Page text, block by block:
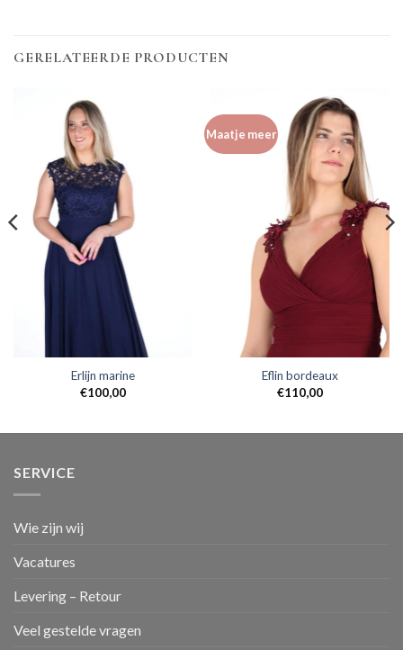
GERELATEERDE PRODUCTEN
Erlijn marine
€100,00
Maatje meer
Eflin bordeaux
€110,00
SERVICE
Wie zijn wij
Vacatures
Levering – Retour
Veel gestelde vragen